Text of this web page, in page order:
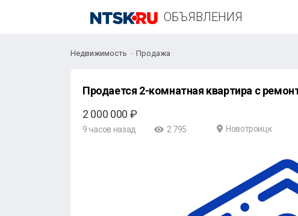
ОБЪЯВЛЕНИЯ
Недвижимость Продажа
Продается 2-комнатная квартира с
2 000 000 ₽
9 часов назад 2 795 Новотроицк